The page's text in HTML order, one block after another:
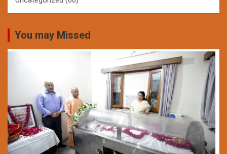
You may Missed